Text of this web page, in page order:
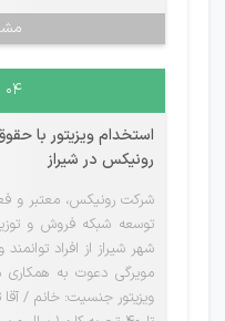
۰۴ مرداد ۱۴۰۵
استخدام ویزیتور با
رونیکس در شیراز
شرکت رونیکس، معتبر و
توسعه شبکه فروش و
شهر شیراز از افراد توانمند
مویرگی دعوت به همکاری
ویزیتور جنسیت: خانم / آقا